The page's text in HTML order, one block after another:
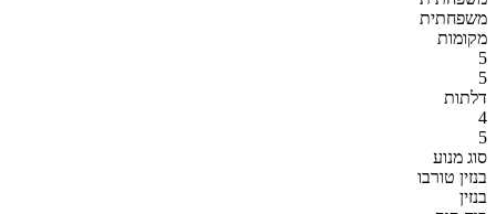
משפחתית
מקומות
5
5
דלתות
4
5
סוג מנוע
בנזין טורבו
בנזין